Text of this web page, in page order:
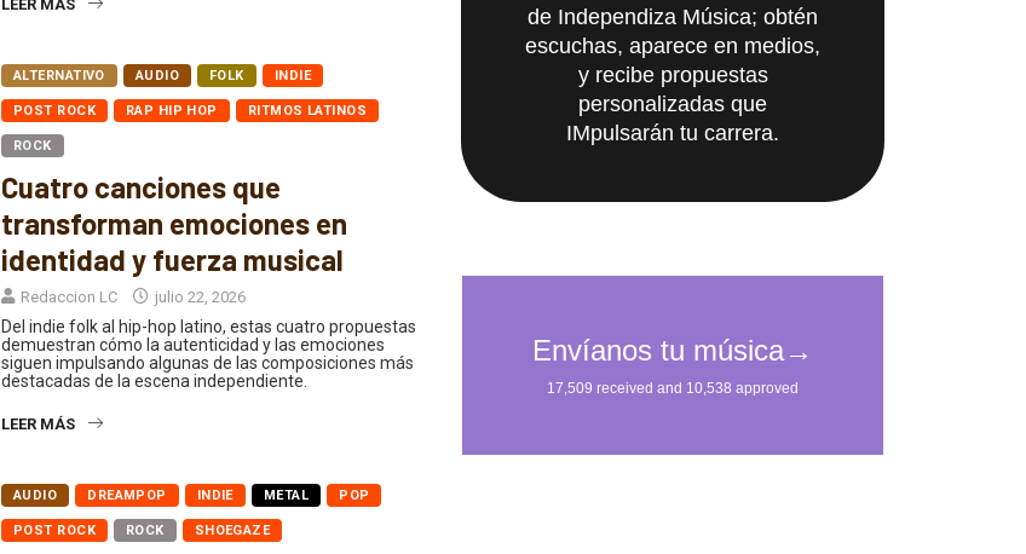
LEER MÁS
ALTERNATIVO AUDIO FOLK INDIE
POST ROCK RAP HIP HOP RITMOS LATINOS
ROCK
Cuatro canciones que
transforman emociones en
identidad y fuerza musical
Redaccion LC julio 22, 2026
Del indie folk al hip-hop latino, estas cuatro propuestas
demuestran cómo la autenticidad y las emociones
siguen impulsando algunas de las composiciones más
destacadas de la escena independiente.
LEER MÁS
AUDIO DREAMPOP INDIE METAL POP
POST ROCK ROCK SHOEGAZE
de Independiza Música; obtén
escuchas, aparece en medios,
y recibe propuestas
personalizadas que
IMpulsarán tu carrera.